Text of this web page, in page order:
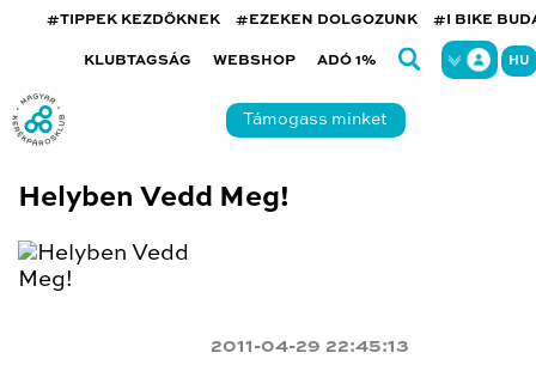
#TIPPEK KEZDŐKNEK #EZEKEN DOLGOZUNK #I BIKE
KLUBTAGSÁG WEBSHOP ADÓ 1% HU
Támogass minket
Helyben Vedd Meg!
2011-04-29 22:45:13